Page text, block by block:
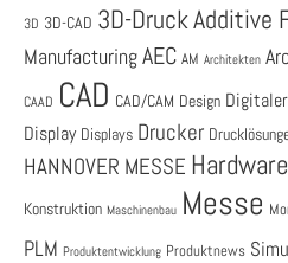
3D 3D-CAD 3D-DruckAdditive
ManufacturingAEC AM Architekten
CAAD CAD CAD/CAM Design
Display Displays Drucker
HANNOVER MESSE Hardware
Konstruktion Maschinenbau Messe
PLM Produktentwicklung Produktnews